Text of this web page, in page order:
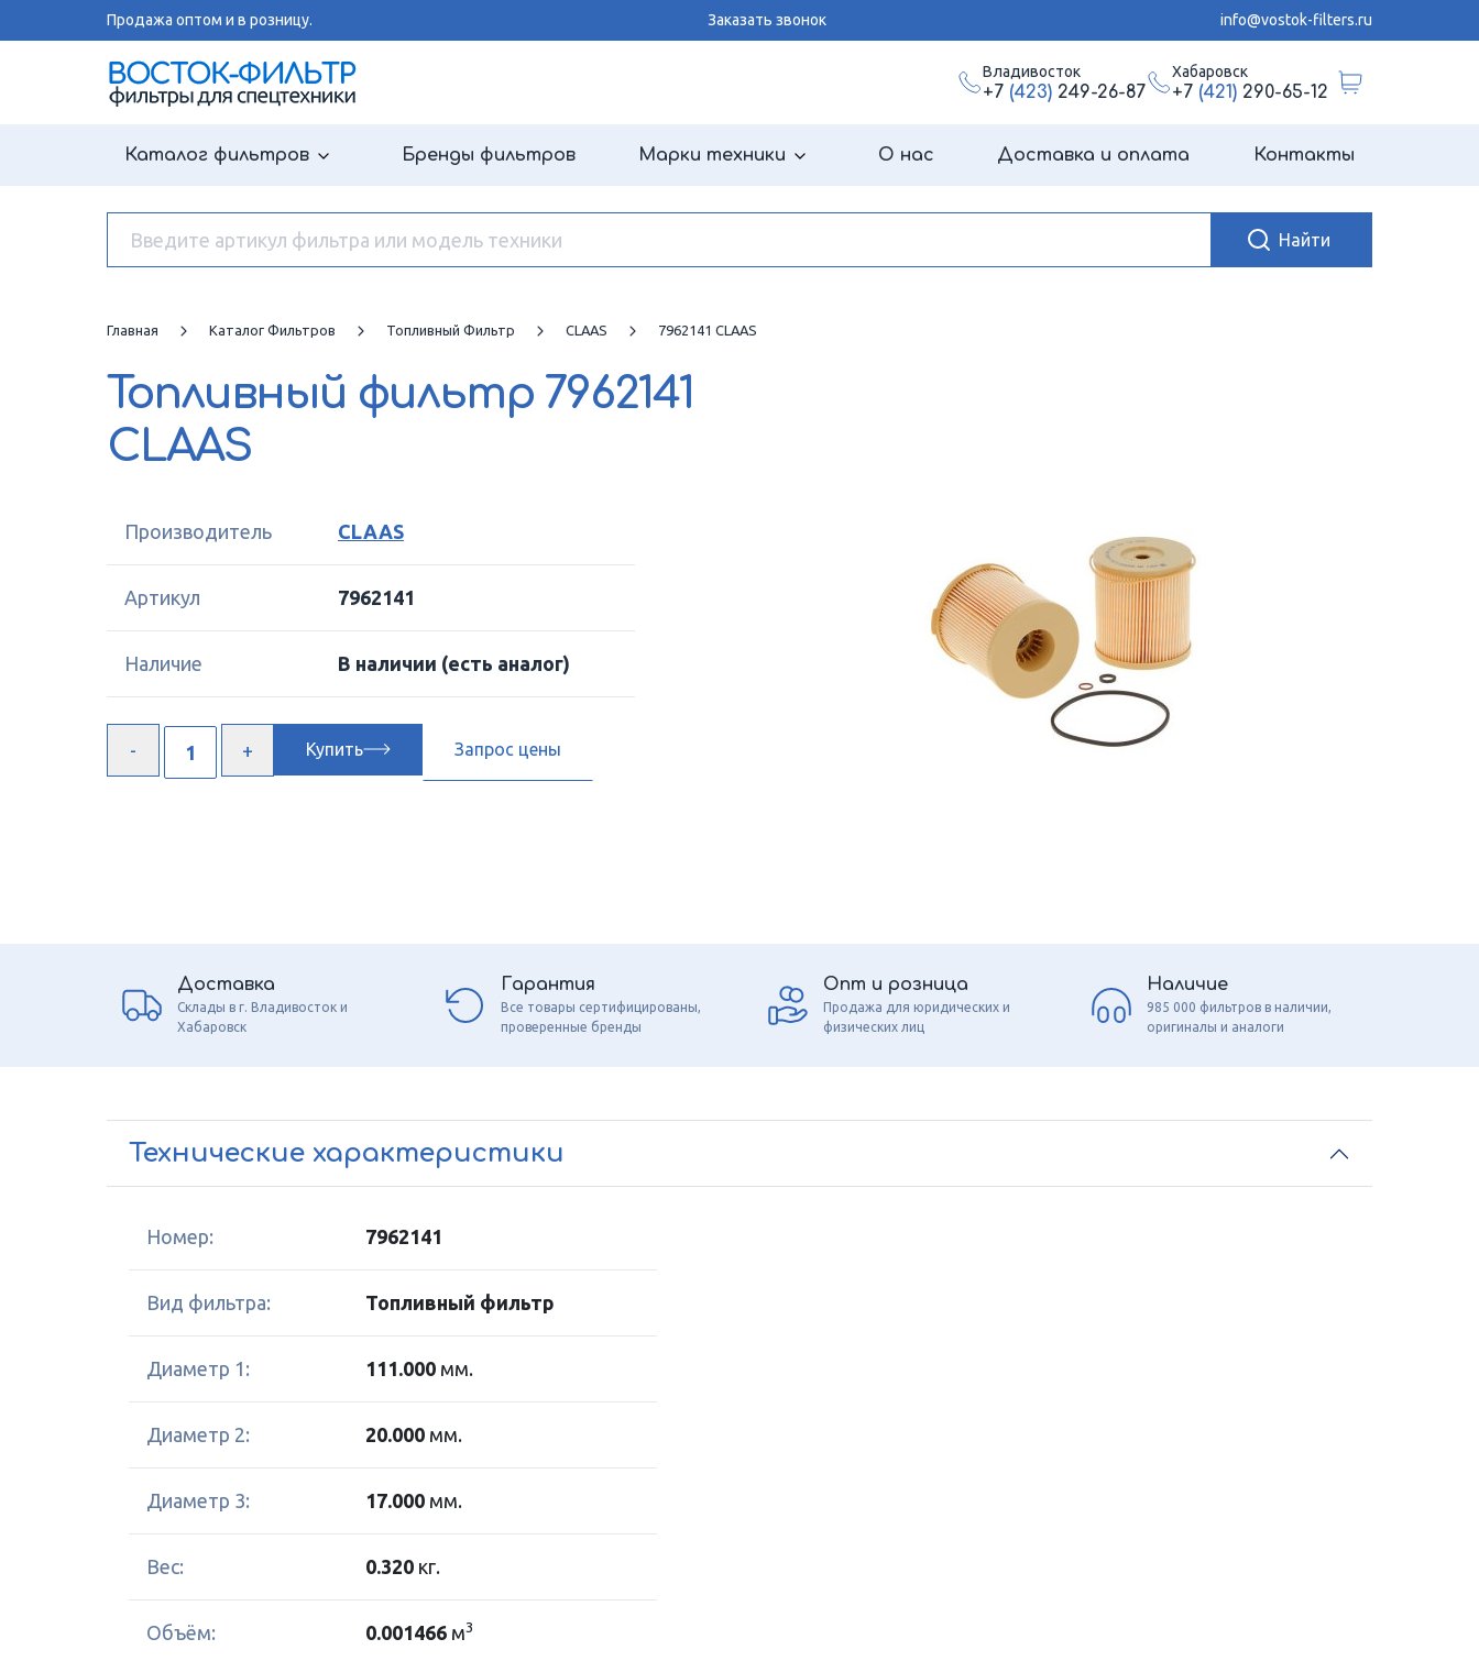
Продажа оптом и в розницу. Заказать звонок info@vostok-filters.ru
Владивосток
+7 (423)249-26-87
Хабаровск
+7 (421)290-65-12
Каталог фильтров Бренды фильтров Марки техники О нас Доставка и оплата Контакты
Главная Каталог Фильтров Топливный Фильтр CLAAS 7962141 CLAAS
Топливный фильтр 7962141
CLAAS
Производитель CLAAS
Артикул 7962141
Наличие В наличии (есть аналог)
Купить Запрос цены
Доставка
Склады в г. Владивосток и
Хабаровск
Гарантия
Все товары сертифицированы,
проверенные бренды
Опт и розница
Продажа для юридических и
физических лиц
Наличие
985 000 фильтров в наличии,
оригиналы и аналоги
Технические характеристики
Номер: 7962141
Вид фильтра: Топливный фильтр
Диаметр 1: 111.000 мм.
Диаметр 2: 20.000 мм.
Диаметр 3: 17.000 мм.
Вес: 0.320 кг.
Объём: 0.001466 м3